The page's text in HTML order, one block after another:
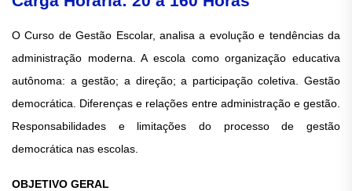
O Curso de Gestão Escolar, analisa a evolução e tendências da
administração moderna. A escola como organização educativa
autônoma: a gestão; a direção; a participação coletiva. Gestão
democrática. Diferenças e relações entre administração e gestão.
Responsabilidades e limitações do processo de gestão
democrática nas escolas.
OBJETIVO GERAL